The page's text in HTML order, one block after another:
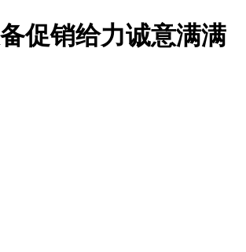
促销给力诚意满满